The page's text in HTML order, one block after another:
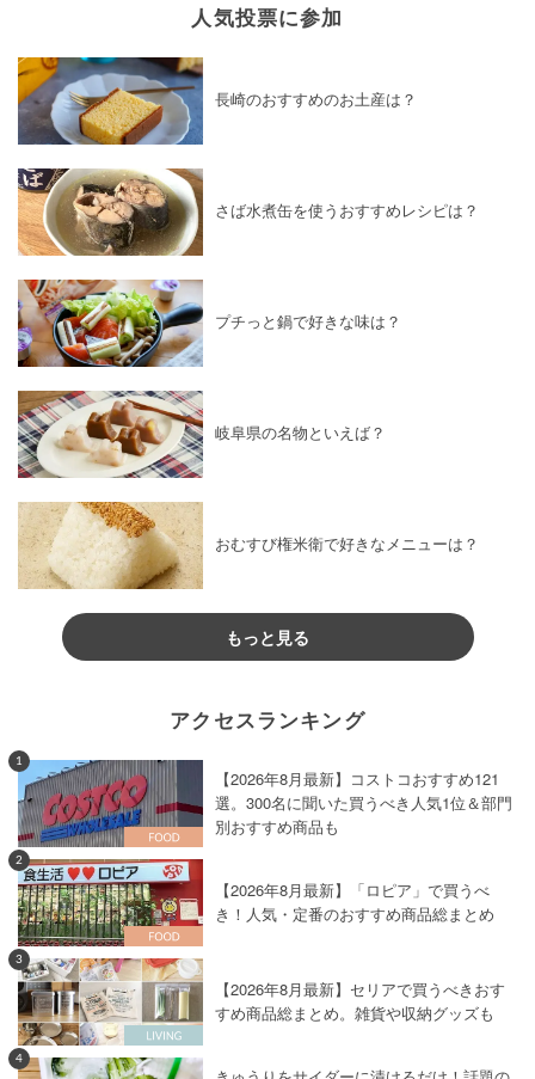
人気投票に参加
長崎のおすすめのお土産は？
さば水煮缶を使うおすすめレシピは？
プチっと鍋で好きな味は？
岐阜県の名物といえば？
おむすび権米衛で好きなメニューは？
もっと見る
アクセスランキング
1
【2026年8月最新】コストコおすすめ121
選。300名に聞いた買うべき人気1位＆部門
別おすすめ商品も
2
【2026年8月最新】「ロピア」で買うべ
き！人気・定番のおすすめ商品総まとめ
3
【2026年8月最新】セリアで買うべきおす
すめ商品総まとめ。雑貨や収納グッズも
4